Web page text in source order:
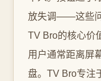
放失调——这些问
TV Bro的核心价
用户通常距离屏
盘。TV Bro专注